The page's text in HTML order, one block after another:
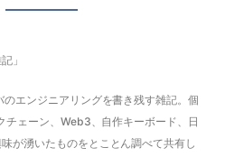
」
エンジニアリングを書き残す雑記。個
チェーン、Web3、自作キーボード、日
が湧いたものをとことん調べて共有し